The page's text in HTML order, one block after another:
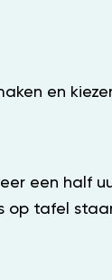
en
een half
op tafel